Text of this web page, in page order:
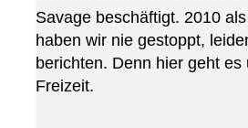
Savage beschäftigt. 2010
haben wir nie gestoppt,
berichten. Denn hier geht es
Freizeit.